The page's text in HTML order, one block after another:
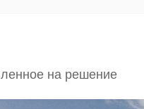
на решение